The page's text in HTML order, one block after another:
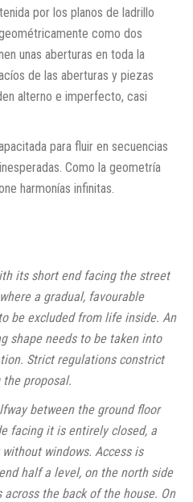
por los planos de ladrillo
como dos
unas aberturas en toda la
de las aberturas y piezas
alterno e imperfecto, casi
para fluir en secuencias
Como la geometría
harmonías infinitas.
its short end facing the street
a gradual, favourable
be excluded from life inside. An
shape needs to be taken into
Strict regulations constrict
proposal.
between the ground floor
facing it is entirely closed, a
windows. Access is
half a level, on the north side
the back of the house. On